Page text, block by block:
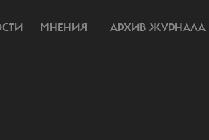
МНЕНИЯ АРХИВ ЖУРНАЛА